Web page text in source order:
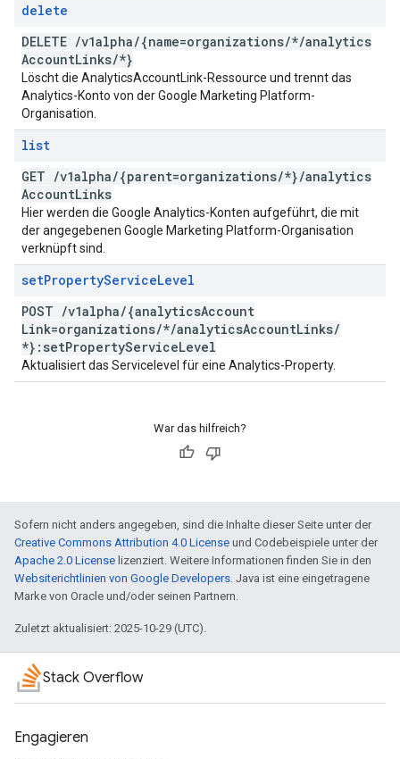
delete
DELETE /v1alpha/{name=organizations/*/analytics
AccountLinks/*}
Löscht die AnalyticsAccountLink-Ressource und trennt das
Analytics-Konto von der Google Marketing Platform-
Organisation.
list
GET /v1alpha/{parent=organizations/*}/analytics
AccountLinks
Hier werden die Google Analytics-Konten aufgeführt, die mit
der angegebenen Google Marketing Platform-Organisation
verknüpft sind.
setPropertyServiceLevel
POST /v1alpha/{analyticsAccount
Link=organizations/*/analyticsAccountLinks/
*}:setPropertyServiceLevel
Aktualisiert das Servicelevel für eine Analytics-Property.
War das hilfreich?
Sofern nicht anders angegeben, sind die Inhalte dieser Seite unter der
Creative Commons Attribution 4.0 License und Codebeispiele unter der
Apache 2.0 License lizenziert. Weitere Informationen finden Sie in den
Websiterichtlinien von Google Developers. Java ist eine eingetragene
Marke von Oracle und/oder seinen Partnern.
Zuletzt aktualisiert: 2025-10-29 (UTC).
Stack Overflow
Engagieren